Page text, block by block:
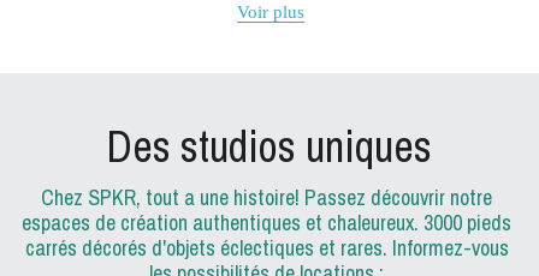
Voir plus
Des studios uniques
Chez SPKR, tout a une histoire! Passez découvrir notre
espaces de création authentiques et chaleureux. 3000 pieds
carrés décorés d'objets éclectiques et rares. Informez-vous